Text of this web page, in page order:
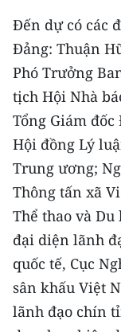
BẠN ĐỌC
KIỂM CHỨNG
TRI THỨC
54 DÂN TỘC
CHƯƠNG TRÌNH
MỘT SẢN PHẨM
RADIO
MEDIA CENTER
E-Magazine
Đến dự có các
Đảng: Thuận
Phó Trưởng
tịch Hội Nhà
Tổng Giám
Hội đồng Lý
Trung ương;
Thông tấn xã
Thể thao và
đại diện lãnh
quốc tế, Cục
sân khấu Việt
lãnh đạo chín